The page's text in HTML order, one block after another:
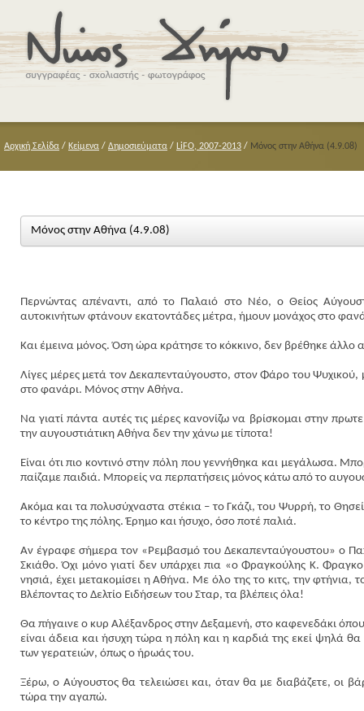
Αρχική Σελίδα / Κείμενα / Δημοσιεύματα / LiFO, 2007-2013 / Μόνος στην Αθήνα (4.9.08)
Μόνος στην Αθήνα (4.9.08)
Περνώντας απέναντι, από το Παλαιό στο Νέο, ο Θείος
αυτοκινήτων φτάνουν εκατοντάδες μέτρα, ήμουν μονάχος στο
Και έμεινα μόνος. Όση ώρα κράτησε το κόκκινο, δεν βρέθηκε άλλο
Λίγες μέρες μετά τον Δεκαπενταύγουστο, στον Φάρο του
στο φανάρι. Μόνος στην Αθήνα.
Να γιατί πάντα αυτές τις μέρες κανονίζω να βρίσκομαι στην
την αυγουστιάτικη Αθήνα δεν την χάνω με τίποτα!
Είναι ότι πιο κοντινό στην πόλη που γεννήθηκα και μεγάλωσα.
παίζαμε παιδιά. Μπορείς να περπατήσεις μόνος κάτω από το
Ακόμα και τα πολυσύχναστα στέκια – το Γκάζι, του Ψυρρή, το
το κέντρο της πόλης. Έρημο και ήσυχο, όσο ποτέ παλιά.
Αν έγραφε σήμερα τον «Ρεμβασμό του Δεκαπενταύγουστου» ο
Σκιάθο. Όχι μόνο γιατί δεν υπάρχει πια «ο Φραγκούλης Κ.
νησιά, έχει μετακομίσει η Αθήνα. Με όλο της το κιτς, την
Βλέποντας το Δελτίο Ειδήσεων του Σταρ, τα βλέπεις όλα!
Θα πήγαινε ο κυρ Αλέξανδρος στην Δεξαμενή, στο καφενεδάκι
είναι άδεια και ήσυχη τώρα η πόλη και η καρδιά της εκεί ψηλά
των γερατειών, όπως ο ήρωάς του.
Ξέρω, ο Αύγουστος θα τελειώσει και, όταν θα με διαβάζετε, οι
τώρα την αγαπώ.